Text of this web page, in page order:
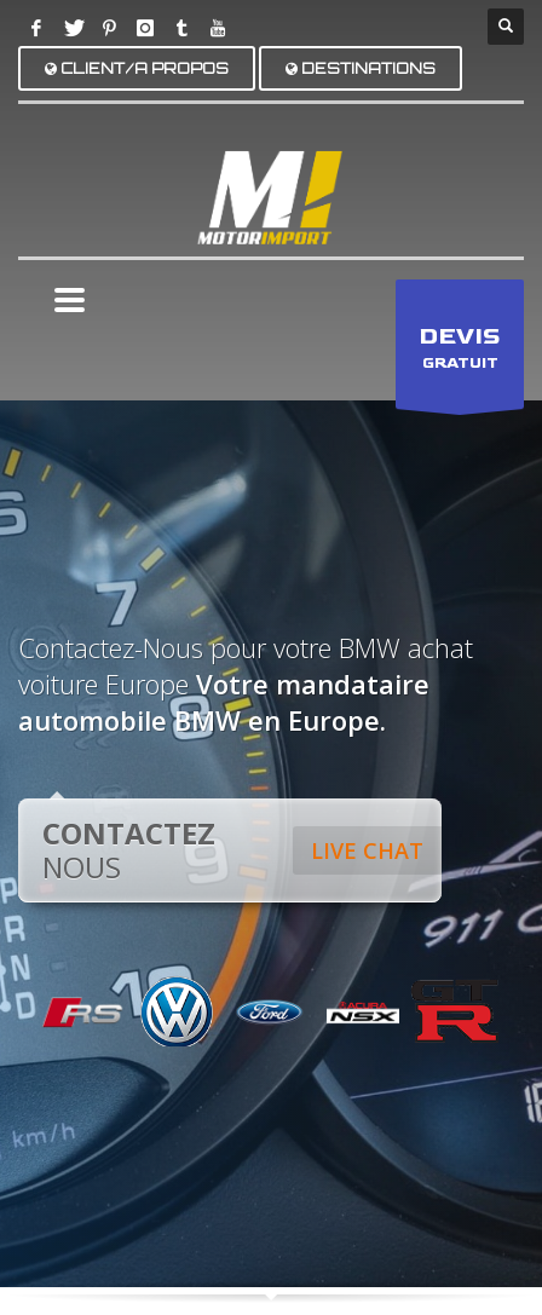
CLIENT/A PROPOS DESTINATIONS
DEVIS
GRATUIT
Contactez-Nous pour votre BMW achat
voiture EuropeVotre mandataire
automobile BMW en Europe.
LIVE CHAT
CONTACTEZ
NOUS